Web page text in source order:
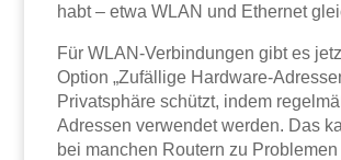
habt – etwa WLAN und Ethernet
Für WLAN-Verbindungen gibt es
Option „Zufällige Hardware-
Privatsphäre schützt, indem
Adressen verwendet werden. Das
bei manchen Routern zu